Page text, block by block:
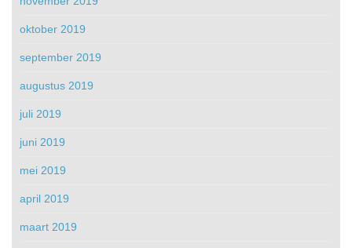
oktober 2019
september 2019
augustus 2019
juli 2019
juni 2019
mei 2019
april 2019
maart 2019